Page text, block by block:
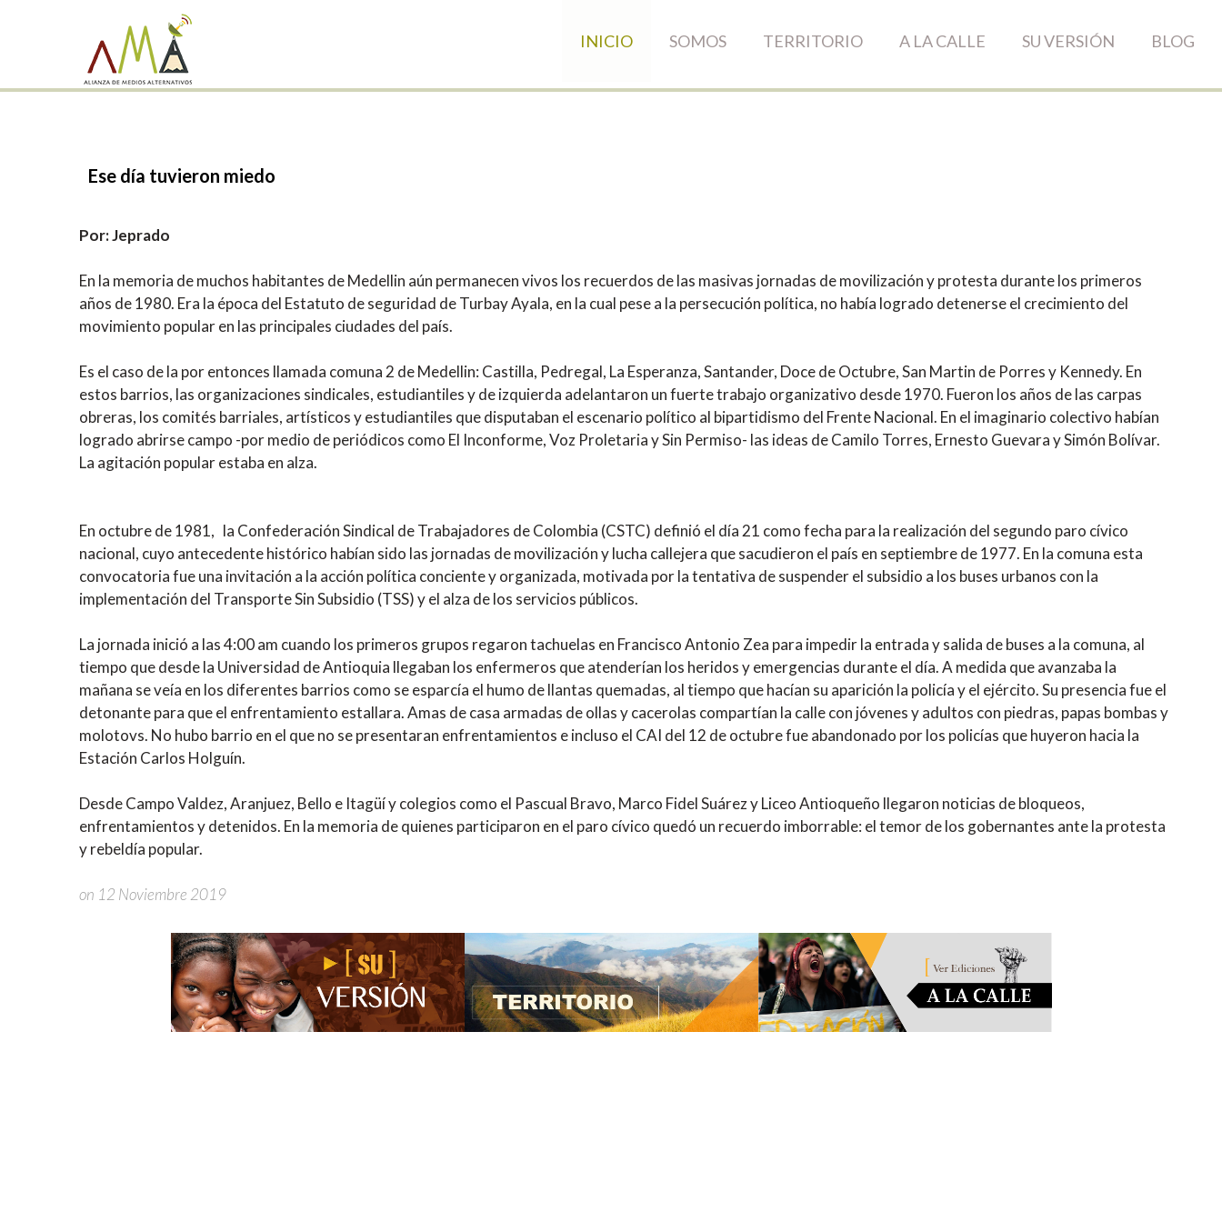
INICIO SOMOS TERRITORIO A LA CALLE SU VERSIÓN BLOG
Ese día tuvieron miedo
Por: Jeprado
En la memoria de muchos habitantes de Medellin aún permanecen vivos los recuerdos de las masivas jornadas de movilización y protesta durante los primeros
años de 1980. Era la época del Estatuto de seguridad de Turbay Ayala, en la cual pese a la persecución política, no había logrado detenerse el crecimiento del
movimiento popular en las principales ciudades del país.
Es el caso de la por entonces llamada comuna 2 de Medellin: Castilla, Pedregal, La Esperanza, Santander, Doce de Octubre, San Martin de Porres y Kennedy. En
estos barrios, las organizaciones sindicales, estudiantiles y de izquierda adelantaron un fuerte trabajo organizativo desde 1970. Fueron los años de las carpas
obreras, los comités barriales, artísticos y estudiantiles que disputaban el escenario político al bipartidismo del Frente Nacional. En el imaginario colectivo habían
logrado abrirse campo -por medio de periódicos como El Inconforme, Voz Proletaria y Sin Permiso- las ideas de Camilo Torres, Ernesto Guevara y Simón Bolívar.
La agitación popular estaba en alza.
En octubre de 1981, la Confederación Sindical de Trabajadores de Colombia (CSTC) definió el día 21 como fecha para la realización del segundo paro cívico
nacional, cuyo antecedente histórico habían sido las jornadas de movilización y lucha callejera que sacudieron el país en septiembre de 1977. En la comuna esta
convocatoria fue una invitación a la acción política conciente y organizada, motivada por la tentativa de suspender el subsidio a los buses urbanos con la
implementación del Transporte Sin Subsidio (TSS) y el alza de los servicios públicos.
La jornada inició a las 4:00 am cuando los primeros grupos regaron tachuelas en Francisco Antonio Zea para impedir la entrada y salida de buses a la comuna, al
tiempo que desde la Universidad de Antioquia llegaban los enfermeros que atenderían los heridos y emergencias durante el día. A medida que avanzaba la
mañana se veía en los diferentes barrios como se esparcía el humo de llantas quemadas, al tiempo que hacían su aparición la policía y el ejército. Su presencia fue el
detonante para que el enfrentamiento estallara. Amas de casa armadas de ollas y cacerolas compartían la calle con jóvenes y adultos con piedras, papas bombas y
molotovs. No hubo barrio en el que no se presentaran enfrentamientos e incluso el CAI del 12 de octubre fue abandonado por los policías que huyeron hacia la
Estación Carlos Holguín.
Desde Campo Valdez, Aranjuez, Bello e Itagüí y colegios como el Pascual Bravo, Marco Fidel Suárez y Liceo Antioqueño llegaron noticias de bloqueos,
enfrentamientos y detenidos. En la memoria de quienes participaron en el paro cívico quedó un recuerdo imborrable: el temor de los gobernantes ante la protesta
y rebeldía popular.
on 12 Noviembre 2019